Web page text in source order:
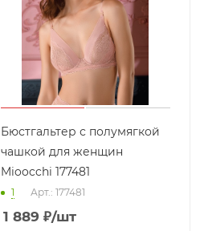
Бюстгальтер с полумягкой
чашкой для женщин
Mioocchi 177481
1 Арт.: 177481
1 889 ₽/шт